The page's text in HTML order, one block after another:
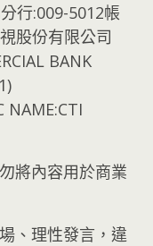
行:009-5012帳
股份有限公司
BANK
NAME:CTI
將內容用於商業
、理性發言，違